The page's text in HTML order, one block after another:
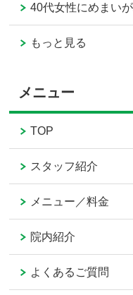
40代女性にめまい
もっと見る
メニュー
TOP
スタッフ紹介
メニュー／料金
院内紹介
よくあるご質問